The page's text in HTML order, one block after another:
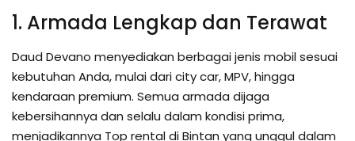
1. Armada Lengkap dan Terawat
Daud Devano menyediakan berbagai jenis mobil sesuai
kebutuhan Anda, mulai dari city car, MPV, hingga
kendaraan premium. Semua armada dijaga
kebersihannya dan selalu dalam kondisi prima,
menjadikannya Top rental di Bintan yang unggul dalam